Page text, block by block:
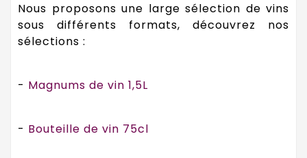
Nous proposons une large sélection de vins
sous différents formats, découvrez nos
sélections :
- Magnums de vin 1,5L
- Bouteille de vin 75cl